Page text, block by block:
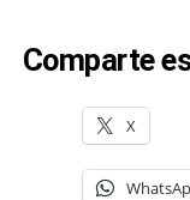
Comparte
X